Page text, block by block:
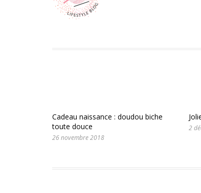
Cadeau naissance : doudou biche
toute douce
26 novembre 2018
2